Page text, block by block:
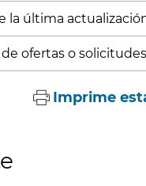
la última
ofertas o
Imprime